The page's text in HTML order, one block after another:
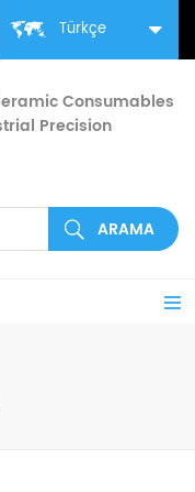
Türkçe
Consumables
Precision